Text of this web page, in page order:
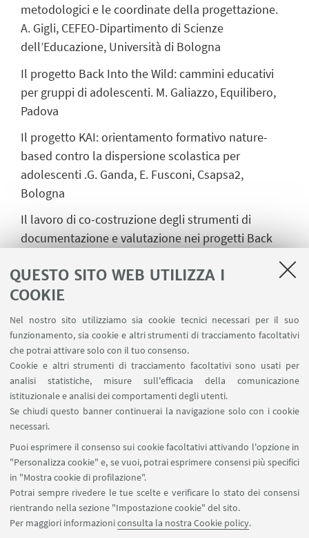
QUESTO SITO WEB UTILIZZA I
COOKIE
Nel nostro sito utilizziamo sia cookie tecnici necessari per il suo
funzionamento, sia cookie e altri strumenti di tracciamento facoltativi
che potrai attivare solo con il tuo consenso.
Cookie e altri strumenti di tracciamento facoltativi sono usati per
analisi statistiche, misure sull'efficacia della comunicazione
istituzionale e analisi dei comportamenti degli utenti.
Se chiudi questo banner continuerai la navigazione solo con i cookie
necessari.
Puoi esprimere il consenso sui cookie facoltativi attivando l'opzione in
"Personalizza cookie" e, se vuoi, potrai esprimere consensi più specifici
in "Mostra cookie di profilazione".
Potrai sempre rivedere le tue scelte e verificare lo stato dei consensi
rientrando nella sezione "Impostazione cookie" del sito.
Per maggiori informazioniconsulta la nostra Cookie policy.
metodologici e le coordinate della progettazione.
A. Gigli, CEFEO-Dipartimento di Scienze
dell’Educazione, Università di Bologna
Il progetto Back Into the Wild: cammini educativi
per gruppi di adolescenti. M. Galiazzo, Equilibero,
Padova
Il progetto KAI: orientamento formativo nature-
based contro la dispersione scolastica per
adolescenti .G. Ganda, E. Fusconi, Csapsa2,
Bologna
Il lavoro di co-costruzione degli strumenti di
documentazione e valutazione nei progetti Back
CEFEO-Dipartimento di Scienze Dell'Educazione,
Università di Bologna
La combinazione di intervista camminata e
intervista image-elicited per monitorare un
progetto di Adventure Education con adolescenti a
rischio. C. Borelli, CEFEO- Dipartimento di Scienze
Dell'Educazione, Università di Bologna
Coordina: Roberta Sabbion, Direttore, Dipartimento
delle dipendenze, Aulss8, Vicenza; Presidente
SIMonT